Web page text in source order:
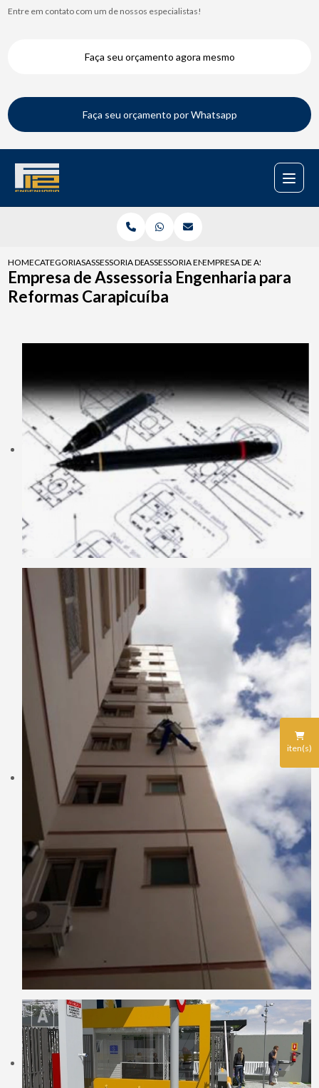
Entre em contato com um de nossos especialistas!
Faça seu orçamento agora mesmo
Faça seu orçamento por Whatsapp
iten(s)
HOMECATEGORIASASSESSORIA DE ENGENHARIAASSESSORIA ENGENHARIA PARA
EMPRESA DE ASSESSORIA
Empresa de Assessoria Engenharia para
Reformas Carapicuíba